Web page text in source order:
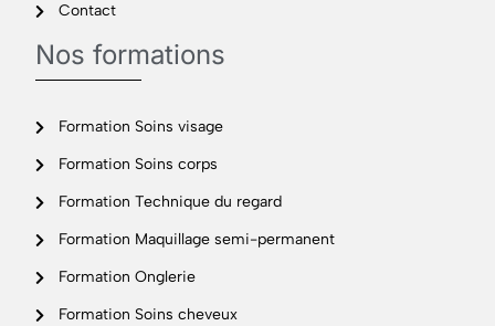
Contact
Nos formations
Formation Soins visage
Formation Soins corps
Formation Technique du regard
Formation Maquillage semi-permanent
Formation Onglerie
Formation Soins cheveux